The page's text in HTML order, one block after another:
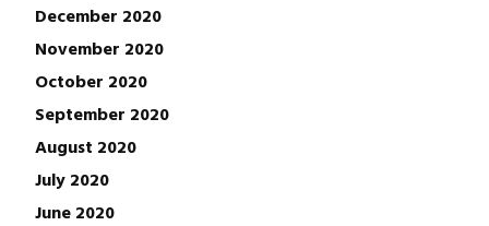
December 2020
November 2020
October 2020
September 2020
August 2020
July 2020
June 2020